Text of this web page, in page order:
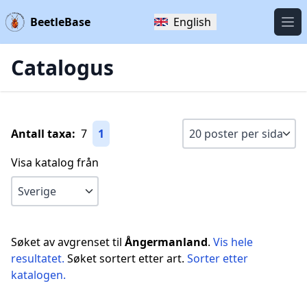
BeetleBase English
Catalogus
Antall taxa: 7
1
Visa katalog från
Søket av avgrenset til Ångermanland. Vis hele
resultatet. Søket sortert etter art. Sorter etter
katalogen.